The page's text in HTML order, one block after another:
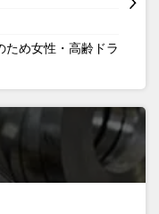
ため女性・高齢ドラ